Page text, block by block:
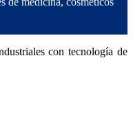
con tecnología de